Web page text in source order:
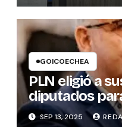
GOICOECHEA
PLN eligió a
diputados
febrero de
SEP 13, 2025